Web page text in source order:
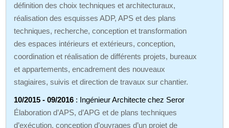
définition des choix techniques et architecturaux,
réalisation des esquisses ADP, APS et des plans
techniques, recherche, conception et transformation
des espaces intérieurs et extérieurs, conception,
coordination et réalisation de différents projets, bureaux
et appartements, encadrement des nouveaux
stagiaires, suivis et direction de travaux sur chantier.
10/2015 - 09/2016 : Ingénieur Architecte chez Seror
Élaboration d’APS, d’APG et de plans techniques
d’exécution, conception d’ouvrages d’un projet de